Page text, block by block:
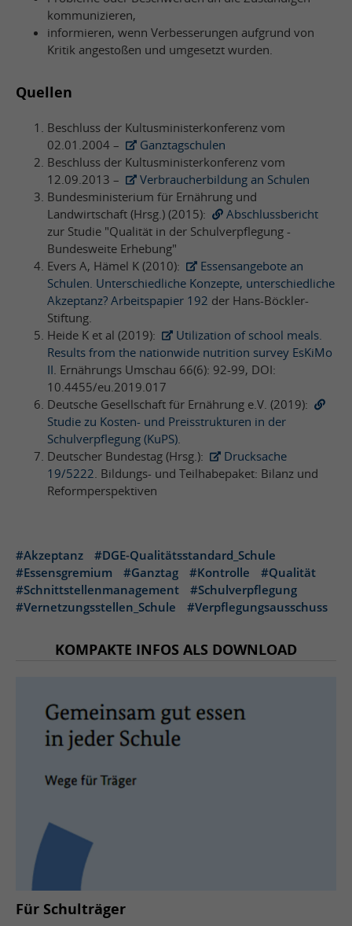
kommunizieren,
informieren, wenn Verbesserungen aufgrund von
Kritik angestoßen und umgesetzt wurden.
Quellen
Beschluss der Kultusministerkonferenz vom
02.01.2004 –
Ganztagschulen
Beschluss der Kultusministerkonferenz vom
12.09.2013 –
Verbraucherbildung an Schulen
Bundesministerium für Ernährung und
Landwirtschaft (Hrsg.) (2015):
Abschlussbericht
zur Studie "Qualität in der Schulverpflegung -
Bundesweite Erhebung"
Evers A, Hämel K (2010):
Essensangebote an
Schulen. Unterschiedliche Konzepte, unterschiedliche
Akzeptanz? Arbeitspapier 192 der Hans-Böckler-
Stiftung.
Heide K et al (2019):
Utilization of school meals.
Results from the nationwide nutrition survey EsKiMo
II . Ernährungs Umschau 66(6): 92-99, DOI:
10.4455/eu.2019.017
Deutsche Gesellschaft für Ernährung e.V. (2019):
Studie zu Kosten- und Preisstrukturen in der
Schulverpflegung (KuPS)
Deutscher Bundestag (Hrsg.):
Drucksache
19/5222 . Bildungs- und Teilhabepaket: Bilanz und
Reformperspektiven
#Akzeptanz
#DGE-Qualitätsstandard_Schule
#Essensgremium
#Ganztag #Kontrolle
#Qualität
#Schnittstellenmanagement
#Schulverpflegung
#Vernetzungsstellen_Schule
#Verpflegungsausschuss
KOMPAKTE INFOS ALS DOWNLOAD
Für Schulträger